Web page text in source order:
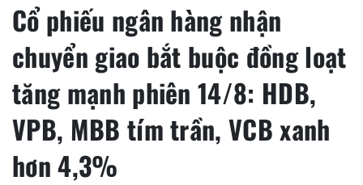
Cổ phiếu ngân hàng nhận
chuyển giao bắt buộc đồng loạt
tăng mạnh phiên 14/8: HDB,
VPB, MBB tím trần, VCB xanh
hơn 4,3%